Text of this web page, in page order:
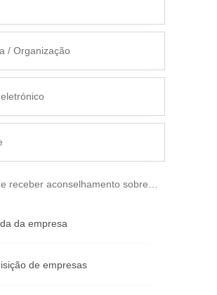
receber aconsel­ha­men­to sobre…
da empresa
de empresas